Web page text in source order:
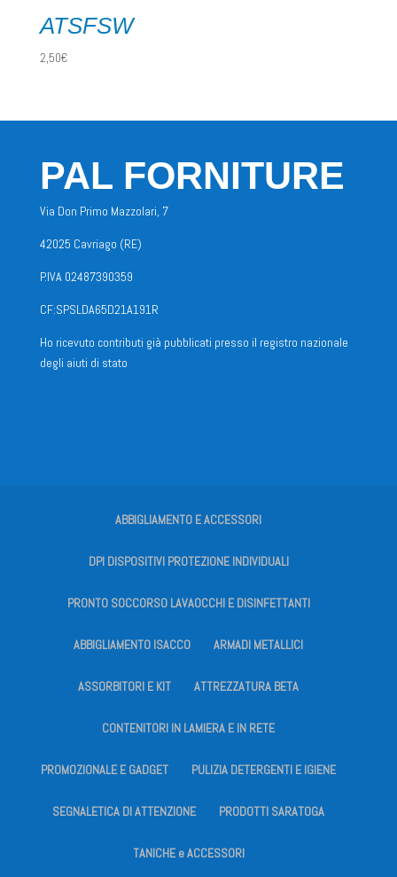
ATSFSW
2,50€
PAL FORNITURE
Via Don Primo Mazzolari, 7
42025 Cavriago (RE)
P.IVA 02487390359
CF:SPSLDA65D21A191R
Ho ricevuto contributi già pubblicati presso il registro nazionale
degli aiuti di stato
ABBIGLIAMENTO E ACCESSORI
DPI DISPOSITIVI PROTEZIONE INDIVIDUALI
PRONTO SOCCORSO LAVAOCCHI E DISINFETTANTI
ABBIGLIAMENTO ISACCO ARMADI METALLICI
ASSORBITORI E KIT ATTREZZATURA BETA
CONTENITORI IN LAMIERA E IN RETE
PROMOZIONALE E GADGET PULIZIA DETERGENTI E IGIENE
SEGNALETICA DI ATTENZIONE PRODOTTI SARATOGA
TANICHE e ACCESSORI